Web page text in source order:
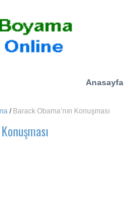
Anasayfa
/ Barack Obama’nın Konuşması